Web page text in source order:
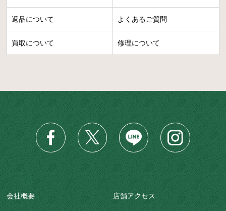
返品について よくあるご質問
買取について 修理について
会社概要 店舗アクセス